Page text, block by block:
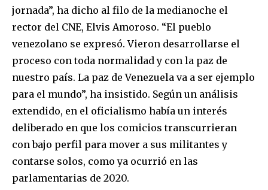
jornada”, ha dicho al filo de la medianoche el
rector del CNE, Elvis Amoroso. “El pueblo
venezolano se expresó. Vieron desarrollarse el
proceso con toda normalidad y con la paz de
nuestro país. La paz de Venezuela va a ser ejemplo
para el mundo”, ha insistido. Según un análisis
extendido, en el oficialismo había un interés
deliberado en que los comicios transcurrieran
con bajo perfil para mover a sus militantes y
contarse solos, como ya ocurrió en las
parlamentarias de 2020.